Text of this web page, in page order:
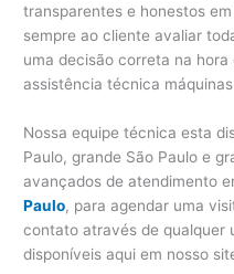
transparentes e honestos
sempre ao cliente avaliar
uma decisão correta na
assistência técnica
Nossa equipe técnica esta
Paulo, grande São Paulo e
avançados de atendimento
Paulo, para agendar uma
contato através de qualquer
disponíveis aqui em nosso